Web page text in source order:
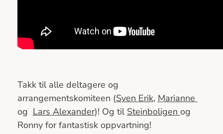
Takk til alle deltagere og
arrangementskomiteen (Sven Erik, Marianne
og Lars Alexander)! Og til Steinboligen og
Ronny for fantastisk oppvartning!